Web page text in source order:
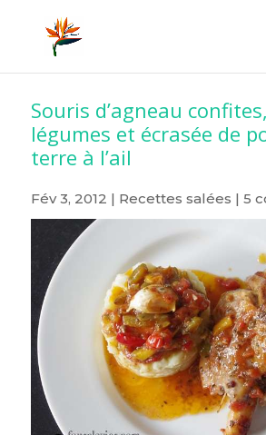
Souris d’agneau
légumes et écrasée de
terre à l’ail
Fév 3, 2012 | Recettes salées | 5